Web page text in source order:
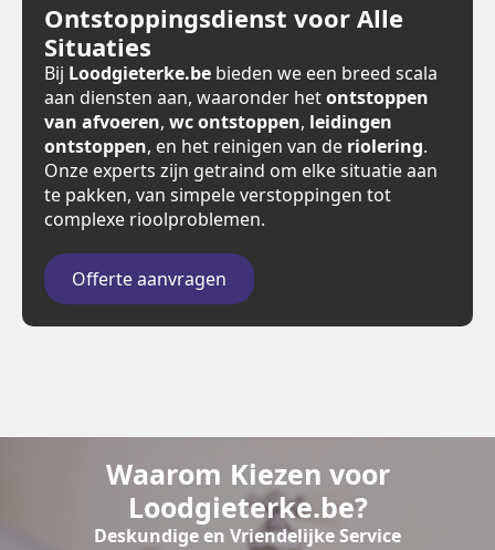
Ontstoppingsdienst voor Alle
Situaties
Bij Loodgieterke.be bieden we een breed scala
aan diensten aan, waaronder hetontstoppen
van afvoeren, wc ontstoppen, leidingen
ontstoppen, en het reinigen van de riolering.
Onze experts zijn getraind om elke situatie aan
te pakken, van simpele verstoppingen tot
complexe rioolproblemen.
Offerte aanvragen
Waarom Kiezen voor
Loodgieterke.be?
Deskundige en Vriendelijke Service